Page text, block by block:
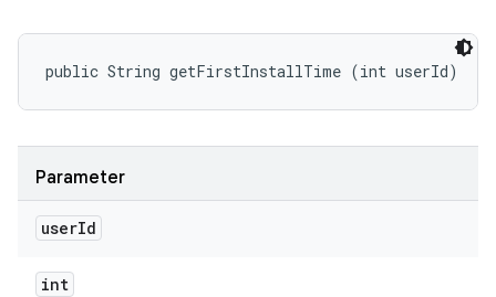
public String getFirstInstallTime (int userId)
Parameter
userId
int